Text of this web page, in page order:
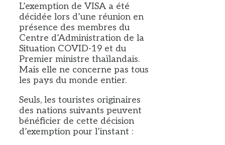
L’exemption de VISA a été
décidée lors d’une réunion en
présence des membres du
Centre d’Administration de la
Situation COVID-19 et du
Premier ministre thaïlandais.
Mais elle ne concerne pas tous
les pays du monde entier.
Seuls, les touristes originaires
des nations suivants peuvent
bénéficier de cette décision
d’exemption pour l’instant :